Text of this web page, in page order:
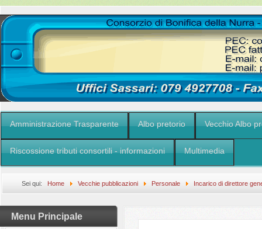
Amministrazione Trasparente Albo pretorio Vecchio Albo
Riscossione tributi consortili - informazioni Multimedia
Sei qui: Home Vecchie pubblicazioni Personale Incarico di direttore
Menu Principale